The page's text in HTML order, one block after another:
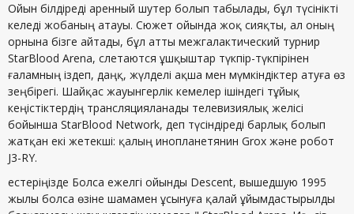
Ойын білдіреді аренный шутер болып табылады, бұл түсінікті
келеді жобаның атауы. Сюжет ойында жоқ сияқты, ал оның
орнына бізге айтады, бұл атты межгалактический турнир
StarBlood Arena, слетаются ұшқыштар түкпір-түкпірінен
ғаламның іздеп, даңқ, жүлделі ақша мен мүмкіндіктер атуға өз
зеңбірегі. Шайқас жауынгерлік кемелер ішіндегі тұйық
кеңістіктердің трансляцияланады телевизиялық желісі
бойынша StarBlood Network, деп түсіндіреді барлық болып
жатқан екі жетекші: қалың инопланетянин Grox және робот
J3-RY.
естеріңізде Болса ежелгі ойынды Descent, вышедшую 1995
жылы болса өзіне шамамен ұсынуға қалай ұйымдастырылды